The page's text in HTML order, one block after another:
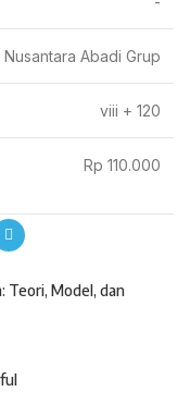
Nusantara Abadi Grup
viii + 120
Rp 110.000
Teori, Model, dan